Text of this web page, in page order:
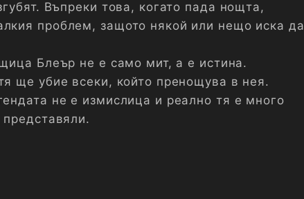
Въпреки това, когато пада нощта,
проблем, защото някой или нещо иска да
Блеър не е само мит, а е истина.
ще убие всеки, който пренощува в нея.
не е измислица и реално тя е много